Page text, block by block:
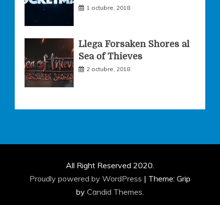
1 octubre, 2018
Llega Forsaken Shores al
Sea of Thieves
2 octubre, 2018
All Right Reserved 2020.
Proudly powered by WordPress | Theme: Grip
by Candid Themes